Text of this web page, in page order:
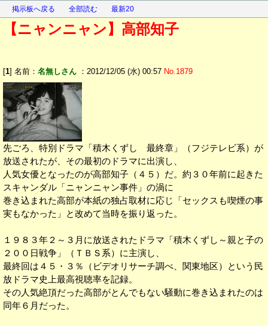
掲示板へ戻る 全部読む 最新20
【ニャンニャン】高部知子
[1] 名前： 名無しさん ：2012/12/05 (水) 00:57 No.1879
先ごろ、特別ドラマ「積木くずし 最終章」（フジテレビ系）が
放送されたが、その最初のドラマに出演し、
人気女優となったのが高部知子（４５）だ。約３０年前に起きた
スキャンダル「ニャンニャン事件」の渦に
巻き込まれた高部が本紙の独占取材に応じ「セックスも喫煙の事
実もなかった」と改めて当時を振り返った。
１９８３年２～３月に放送されたドラマ「積木くずし～親と子の
２００日戦争」（ＴＢＳ系）に主演し、
最終回は４５・３％（ビデオリサーチ調べ、関東地区）という民
放ドラマ史上最高視聴率を記録。
その人気絶頂だった高部がとんでもない騒動に巻き込まれたのは
同年６月だった。